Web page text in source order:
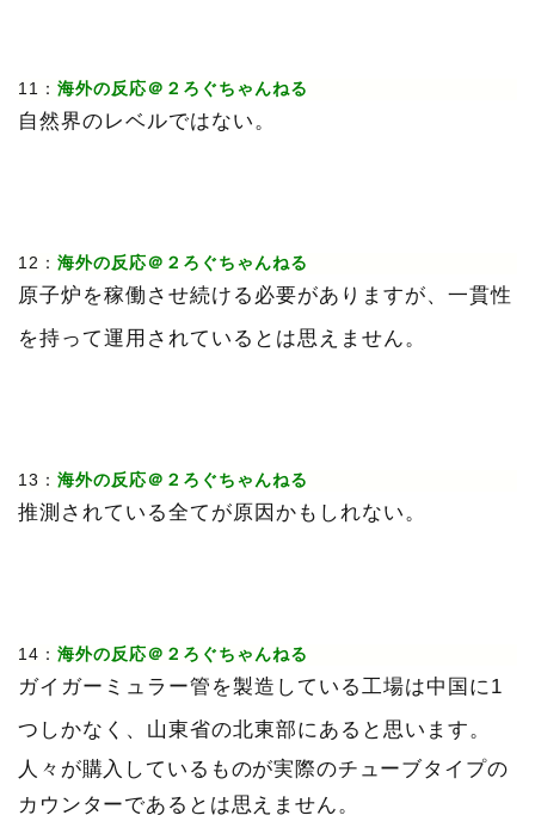
11： 海外の反応＠２ろぐちゃんねる
自然界のレベルではない。
12： 海外の反応＠２ろぐちゃんねる
原子炉を稼働させ続ける必要がありますが、一貫性
を持って運用されているとは思えません。
13： 海外の反応＠２ろぐちゃんねる
推測されている全てが原因かもしれない。
14： 海外の反応＠２ろぐちゃんねる
ガイガーミュラー管を製造している工場は中国に1
つしかなく、山東省の北東部にあると思います。
人々が購入しているものが実際のチューブタイプの
カウンターであるとは思えません。